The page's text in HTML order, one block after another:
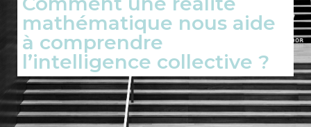
mathématique nous aide
à comprendre
l’intelligence collective ?